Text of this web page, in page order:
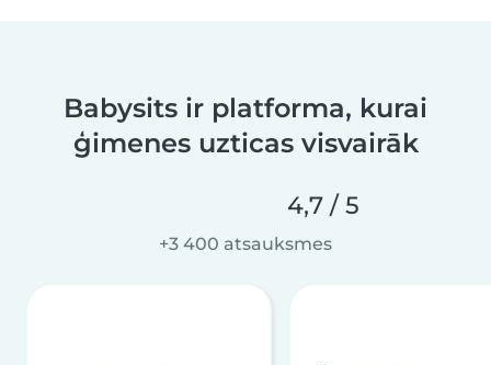
Babysits ir platforma, kurai
ģimenes uzticas visvairāk
4,7 / 5
+3 400 atsauksmes